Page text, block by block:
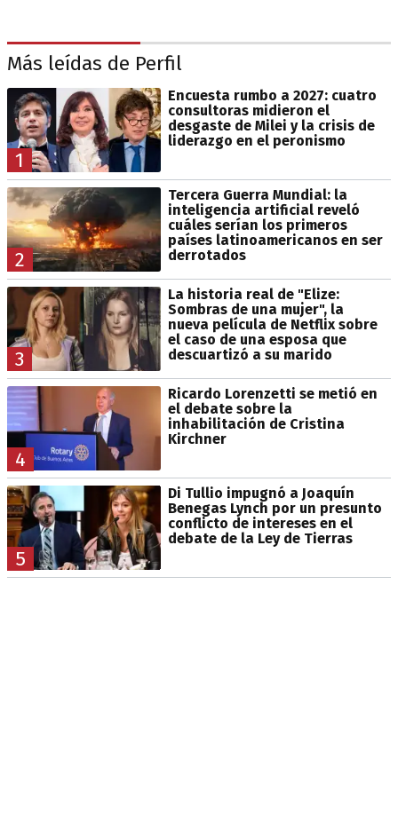
Más leídas de Perfil
1
Encuesta rumbo a 2027: cuatro
consultoras midieron el
desgaste de Milei y la crisis de
liderazgo en el peronismo
2
Tercera Guerra Mundial: la
inteligencia artificial reveló
cuáles serían los primeros
países latinoamericanos en ser
derrotados
3
La historia real de "Elize:
Sombras de una mujer", la
nueva película de Netflix sobre
el caso de una esposa que
descuartizó a su marido
4
Ricardo Lorenzetti se metió en
el debate sobre la
inhabilitación de Cristina
Kirchner
5
Di Tullio impugnó a Joaquín
Benegas Lynch por un presunto
conflicto de intereses en el
debate de la Ley de Tierras